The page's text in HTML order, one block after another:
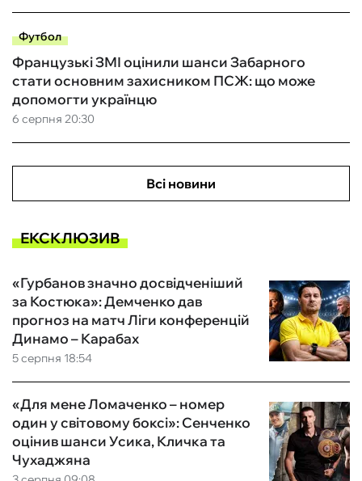
Футбол
6 серпня 20:30
Французькі ЗМІ оцінили шанси Забарного
стати основним захисником ПСЖ: що може
допомогти українцю
Всі новини
ЕКСКЛЮЗИВ
5 серпня 18:54
«Гурбанов значно досвідченіший
за Костюка»: Демченко дав
прогноз на матч Ліги конференцій
Динамо – Карабах
«Для мене Ломаченко – номер
один у світовому боксі»: Сенченко
оцінив шанси Усика, Кличка та
Чухаджяна